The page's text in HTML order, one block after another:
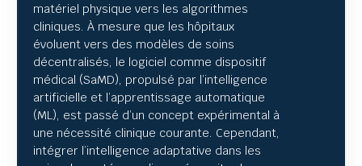
matériel physique vers les algorithmes
cliniques. À mesure que les hôpitaux
évoluent vers des modèles de soins
décentralisés, le logiciel comme dispositif
médical (SaMD), propulsé par l’intelligence
artificielle et l’apprentissage automatique
(ML), est passé d’un concept expérimental à
une nécessité clinique courante. Cependant,
intégrer l’intelligence adaptative dans les